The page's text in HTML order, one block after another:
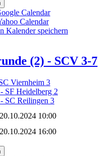
Calendar
Calendar
Kalender speichern
(2) - SCV 3-7
Viernheim 3
SF Heidelberg 2
SC Reilingen 3
20.10.2024 10:00
20.10.2024 16:00